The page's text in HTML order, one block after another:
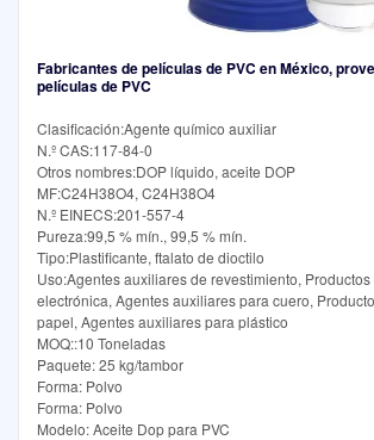
Fabricantes de películas de PVC en México,
películas de PVC
Clasificación:Agente químico auxiliar
N.º CAS:117-84-0
Otros nombres:DOP líquido, aceite DOP
MF:C24H38O4, C24H38O4
N.º EINECS:201-557-4
Pureza:99,5 % mín., 99,5 % mín.
Tipo:Plastificante, ftalato de dioctilo
Uso:Agentes auxiliares de revestimiento,
electrónica, Agentes auxiliares para cuero,
papel, Agentes auxiliares para plástico
MOQ::10 Toneladas
Paquete: 25 kg/tambor
Forma: Polvo
Forma: Polvo
Modelo: Aceite Dop para PVC